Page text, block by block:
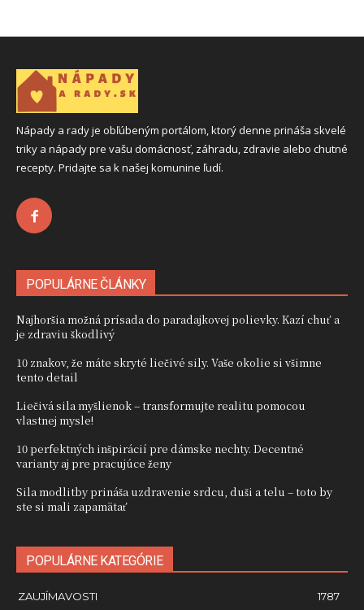
Nápady a rady je obľúbeným portálom, ktorý denne prináša skvelé
triky a nápady pre vašu domácnosť, záhradu, zdravie alebo chutné
recepty. Pridajte sa k našej komunine ľudí.
POPULÁRNE ČLÁNKY
Najhoršia možná prísada do paradajkovej polievky. Kazí chuť a
je zdraviu škodlivý
10 znakov, že máte skryté liečivé sily. Vaše okolie si všimne
tento detail
Liečivá sila myšlienok – transformujte realitu pomocou
vlastnej mysle!
10 perfektných inšpirácií pre dámske nechty. Decentné
varianty aj pre pracujúce ženy
Sila modlitby prináša uzdravenie srdcu, duši a telu – toto by
ste si mali zapamätať
POPULÁRNE KATEGÓRIE
ZAUJÍMAVOSTI 1787